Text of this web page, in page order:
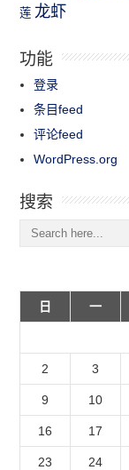
莲 龙虾
功能
登录
条目feed
评论feed
WordPress.org
搜索
日
一
2 3
9 10
16 17
23 24